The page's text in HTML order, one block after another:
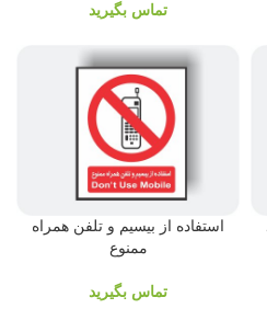
تماس بگیرید
استفاده از بیسیم و تلفن همراه
ممنوع
تماس بگیرید